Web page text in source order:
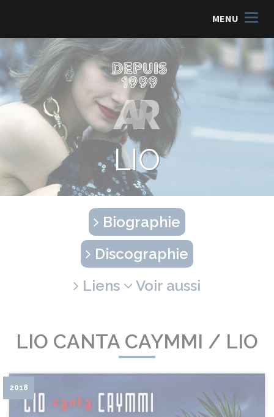
MENU
LIO
Biographie
Discographie
Liens
Voir aussi
LIO CANTA CAYMMI / LIO
2018